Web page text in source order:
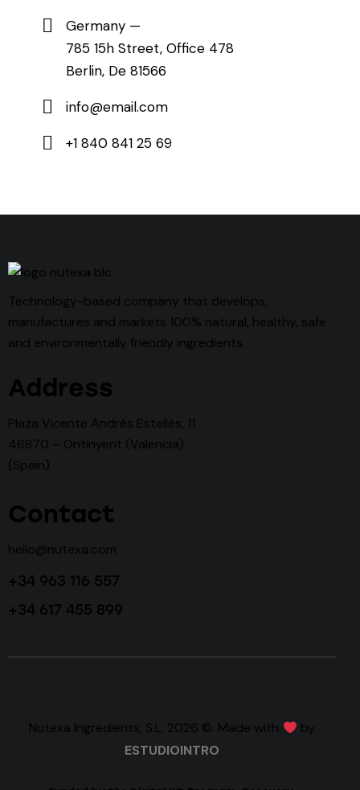
Germany —
785 15h Street, Office 478
Berlin, De 81566
info@email.com
+1 840 841 25 69
Technology-based company that develops,
manufactures and markets 100% natural, healthy, safe
and environmentally friendly ingredients.
Address
Plaza Vicente Andrés Estellés, 11
46870 – Ontinyent (Valencia)
(Spain)
Contact
hello@nutexa.com
+34 963 116 557
+34 617 455 899
Nutexa Ingredients, S.L. 2026 ©. Made with
by
ESTUDIOINTRO